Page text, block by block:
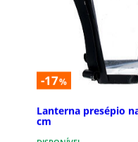
-17%
Lanterna presépio
cm